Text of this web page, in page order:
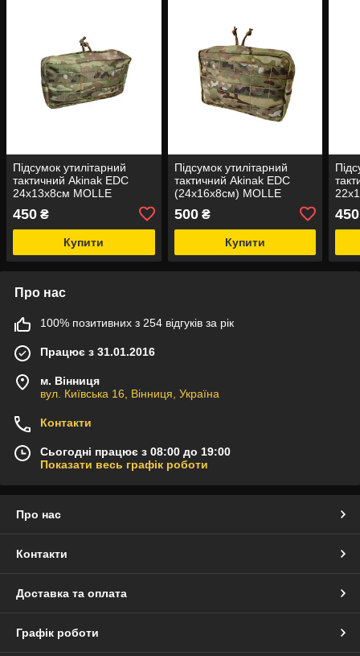
Підсумок утилітарний
тактичний Akinak EDC
24х13х8см MOLLE
450 ₴
Купити
Підсумок утилітарний
тактичний Akinak EDC
(24х16х8см) MOLLE
500₴
Купити
450
Про нас
100% позитивних з 254 відгуків за рік
Працює з 31.01.2016
м. Вінниця
вул. Київська 16, Вінниця, Україна
Контакти
Сьогодні працює з 08:00 до 19:00
Показати весь графік роботи
Про нас
Контакти
Доставка та оплата
Графік роботи